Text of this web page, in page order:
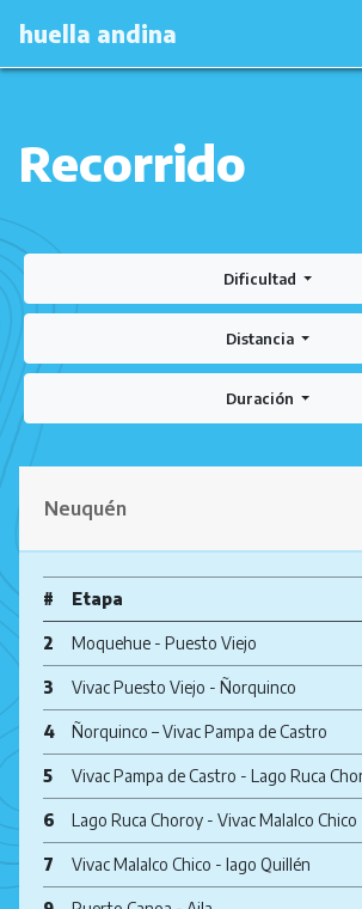
huella andina
Recorrido
Dificultad
Distancia
Duración
Neuquén
# Etapa
2 Moquehue - Puesto Viejo
3 Vivac Puesto Viejo - Ñorquinco
4 Ñorquinco – Vivac Pampa de Castro
5 Vivac Pampa de Castro - Lago Ruca
6 Lago Ruca Choroy - Vivac Malalco Chico
7 Vivac Malalco Chico - lago Quillén